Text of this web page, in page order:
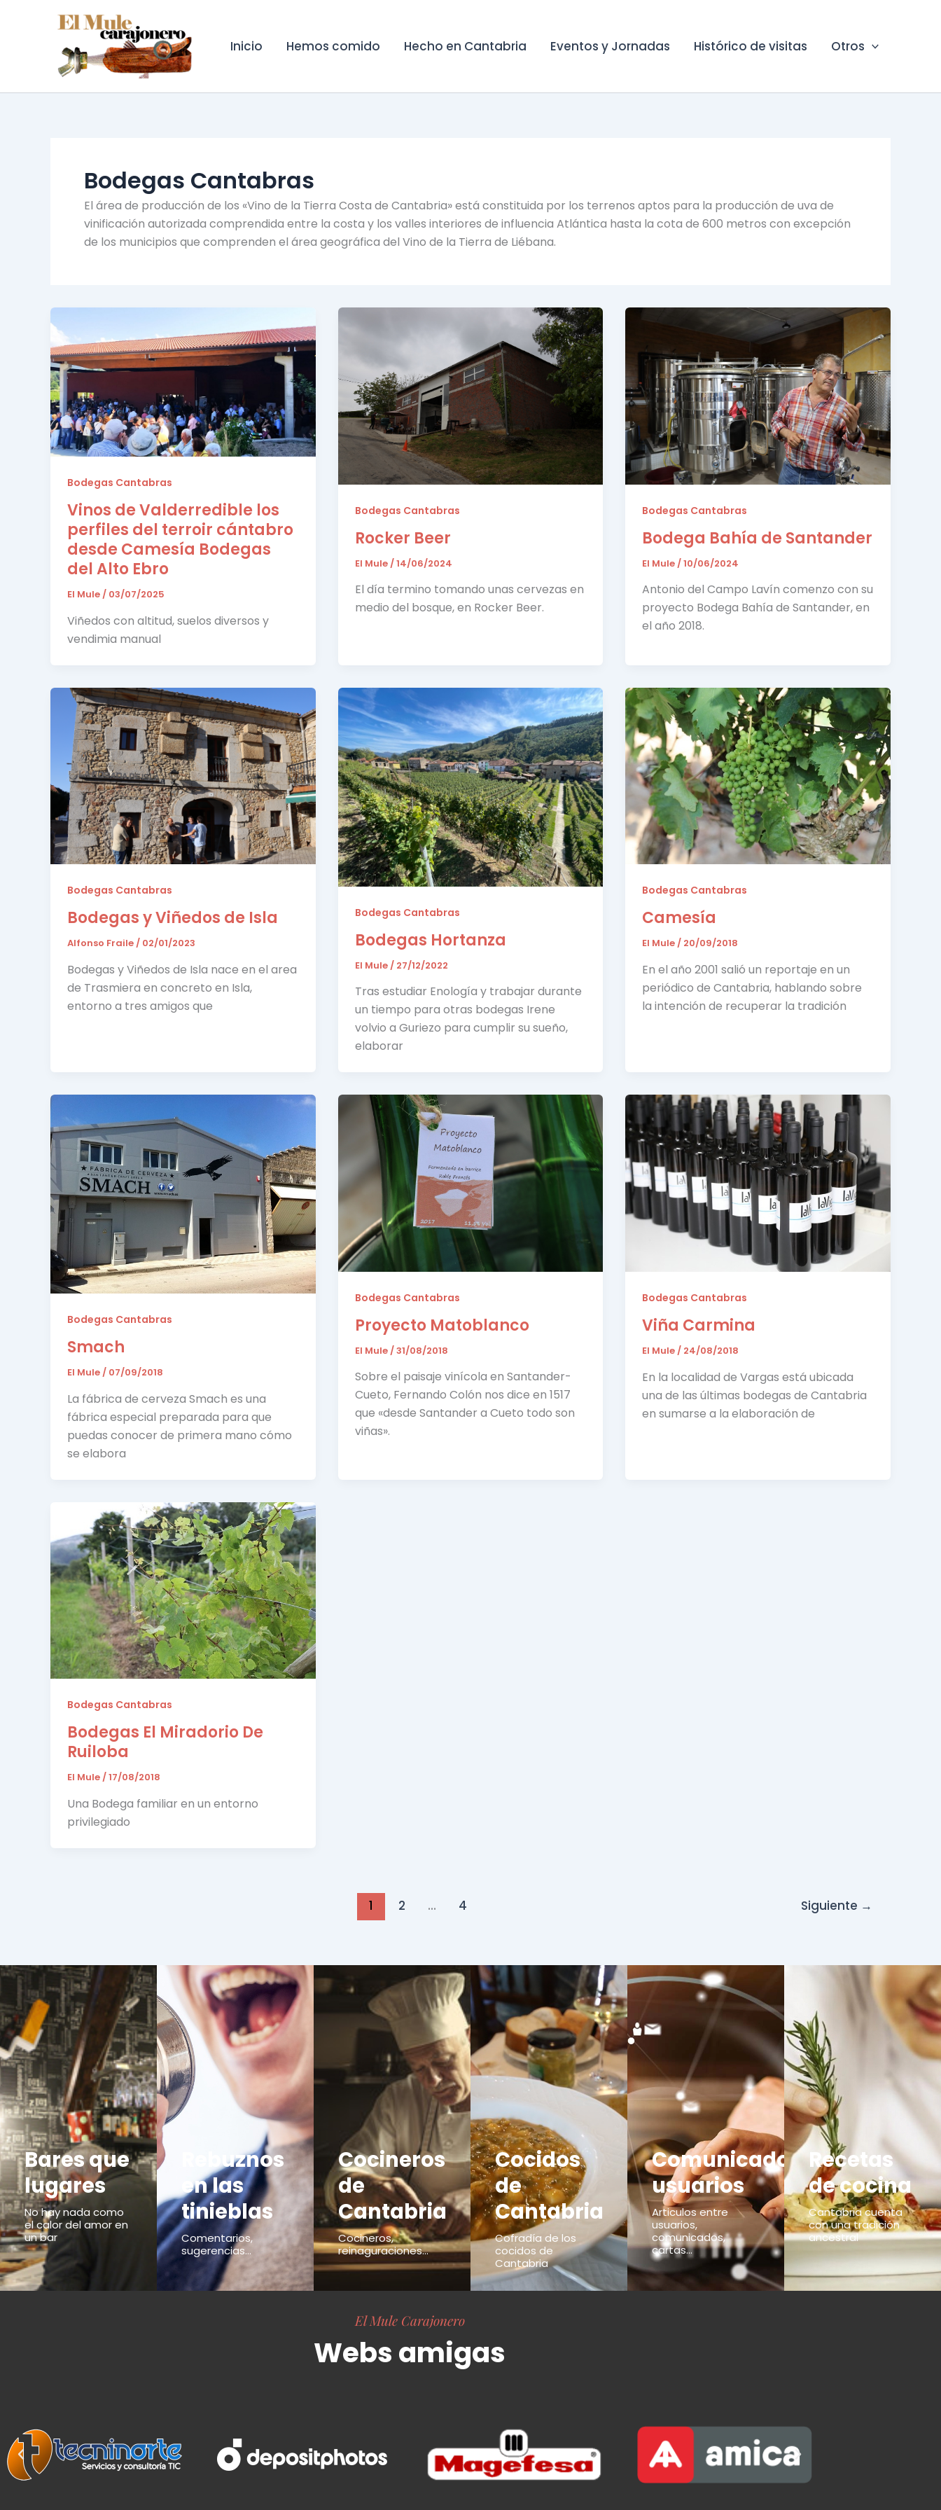
Inicio Hemos comido Hecho en Cantabria Eventos y Jornadas Histórico de visitas Otros
Bodegas Cantabras
El área de producción de los «Vino de la Tierra Costa de Cantabria» está constituida por los terrenos aptos para la producción de uva de
vinificación autorizada comprendida entre la costa y los valles interiores de influencia Atlántica hasta la cota de 600 metros con excepción
de los municipios que comprenden el área geográfica del Vino de la Tierra de Liébana.
Bodegas Cantabras
Vinos de Valderredible los
perfiles del terroir cántabro
desde Camesía Bodegas
del Alto Ebro
El Mule/ 03/07/2025
Viñedos con altitud, suelos diversos y
vendimia manual
Bodegas Cantabras
Rocker Beer
El Mule/14/06/2024
El día termino tomando unas cervezas en
medio del bosque, en Rocker Beer.
Bodegas Cantabras
Bodega Bahía de Santander
El Mule/10/06/2024
Antonio del Campo Lavín comenzo con su
proyecto Bodega Bahía de Santander, en
el año 2018.
Bodegas Cantabras
Bodegas y Viñedos de Isla
Alfonso Fraile/ 02/01/2023
Bodegas y Viñedos de Isla nace en el area
de Trasmiera en concreto en Isla,
entorno a tres amigos que
Bodegas Cantabras
Bodegas Hortanza
El Mule/ 27/12/2022
Tras estudiar Enología y trabajar durante
un tiempo para otras bodegas Irene
volvio a Guriezo para cumplir su sueño,
elaborar
Bodegas Cantabras
Camesía
El Mule/ 20/09/2018
En el año 2001 salió un reportaje en un
periódico de Cantabria, hablando sobre
la intención de recuperar la tradición
Bodegas Cantabras
Smach
El Mule/ 07/09/2018
La fábrica de cerveza Smach es una
fábrica especial preparada para que
puedas conocer de primera mano cómo
se elabora
Bodegas Cantabras
Proyecto Matoblanco
El Mule /31/08/2018
Sobre el paisaje vinícola en Santander-
Cueto, Fernando Colón nos dice en 1517
que «desde Santander a Cueto todo son
viñas».
Bodegas Cantabras
Viña Carmina
El Mule/ 24/08/2018
En la localidad de Vargas está ubicada
una de las últimas bodegas de Cantabria
en sumarse a la elaboración de
Bodegas Cantabras
Bodegas El Miradorio De
Ruiloba
El Mule/17/08/2018
Una Bodega familiar en un entorno
privilegiado
1 2 … 4 Siguiente →
Bares que
lugares
No hay nada como
el calor del amor en
un bar
Rebuznos
en las
tinieblas
Comentarios,
sugerencias...
Cocineros
de
Cantabria
Cocineros,
reinaguraciones...
Cocidos
de
Cantabria
Cofradía de los
cocidos de
Cantabria
Comunicados
usuarios
Articulos entre
usuarios,
comunicados,
cartas...
Recetas
de cocina
Cantabria cuenta
con una tradición
ancestral
El Mule Carajonero
Webs amigas